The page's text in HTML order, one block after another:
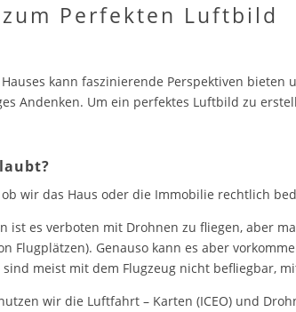
zum Perfekten Luftbild
kann faszinierende Perspektiven
Andenken. Um ein perfektes Luftbild zu
wir das Haus oder die Immobilie rechtlich
ist es verboten mit Drohnen zu fliegen, aber
Flugplätzen). Genauso kann es aber
sind meist mit dem Flugzeug nicht befliegbar,
wir die Luftfahrt – Karten (ICEO) und